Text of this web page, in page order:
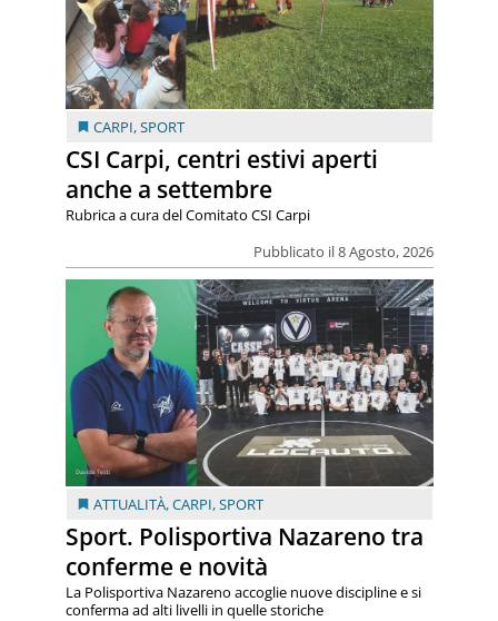
CARPI,SPORT
CSI Carpi, centri estivi aperti
anche a settembre
Pubblicato il 8 Agosto, 2026
Rubrica a cura del Comitato CSI Carpi
ATTUALITÀ,CARPI,SPORT
Sport. Polisportiva Nazareno tra
conferme e novità
La Polisportiva Nazareno accoglie nuove discipline e si
conferma ad alti livelli in quelle storiche